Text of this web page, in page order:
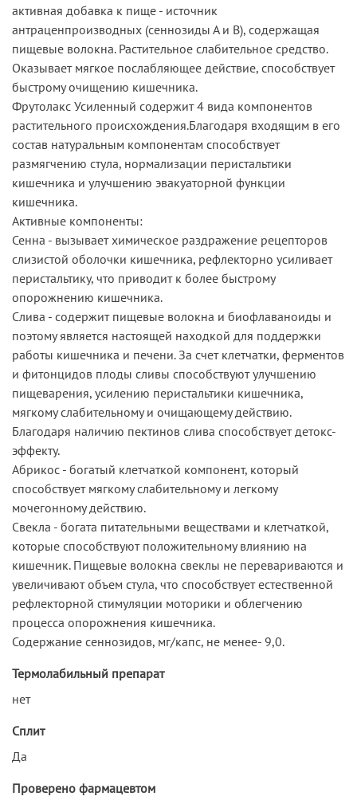
активная добавка к пище - источник
антраценпроизводных (сеннозиды А и В), содержащая
пищевые волокна. Растительное слабительное средство.
Оказывает мягкое послабляющее действие, способствует
быстрому очищению кишечника.
Фрутолакс Усиленный содержит 4 вида компонентов
растительного происхождения.Благодаря входящим в его
состав натуральным компонентам способствует
размягчению стула, нормализации перистальтики
кишечника и улучшению эвакуаторной функции
кишечника.
Активные компоненты:
Сенна - вызывает химическое раздражение рецепторов
слизистой оболочки кишечника, рефлекторно усиливает
перистальтику, что приводит к более быстрому
опорожнению кишечника.
Слива - содержит пищевые волокна и биофлаваноиды и
поэтому является настоящей находкой для поддержки
работы кишечника и печени. За счет клетчатки, ферментов
и фитонцидов плоды сливы способствуют улучшению
пищеварения, усилению перистальтики кишечника,
мягкому слабительному и очищающему действию.
Благодаря наличию пектинов слива способствует детокс-
эффекту.
Абрикос - богатый клетчаткой компонент, который
способствует мягкому слабительному и легкому
мочегонному действию.
Свекла - богата питательными веществами и клетчаткой,
которые способствуют положительному влиянию на
кишечник. Пищевые волокна свеклы не перевариваются и
увеличивают объем стула, что способствует естественной
рефлекторной стимуляции моторики и облегчению
процесса опорожнения кишечника.
Содержание сеннозидов, мг/капс, не менее- 9,0.
Термолабильный препарат
нет
Сплит
Да
Проверено фармацевтом